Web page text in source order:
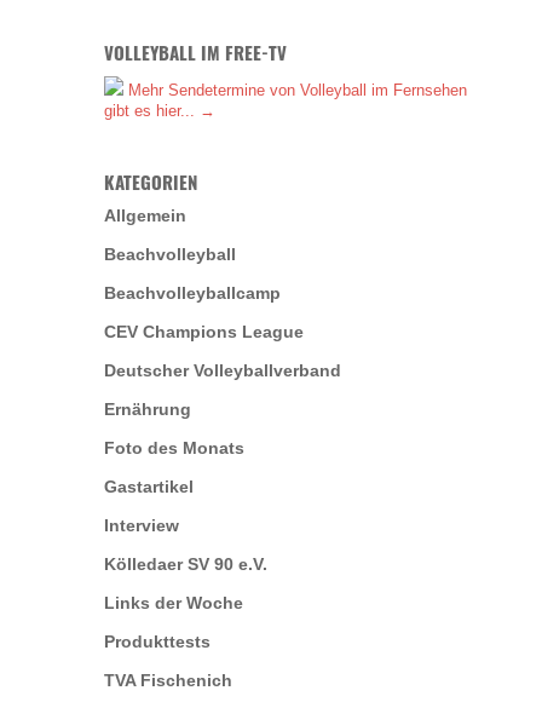
VOLLEYBALL IM FREE-TV
Mehr Sendetermine von Volleyball im Fernsehen
gibt es hier... →
KATEGORIEN
Allgemein
Beachvolleyball
Beachvolleyballcamp
CEV Champions League
Deutscher Volleyballverband
Ernährung
Foto des Monats
Gastartikel
Interview
Kölledaer SV 90 e.V.
Links der Woche
Produkttests
TVA Fischenich